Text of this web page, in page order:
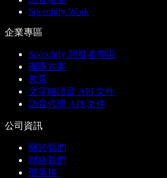
Speechify Work
企業專區
Speechify 開發者專區
團隊方案
教育
文字轉語音 API 文件
語音代理 API 文件
公司資訊
關於我們
聯絡我們
部落格